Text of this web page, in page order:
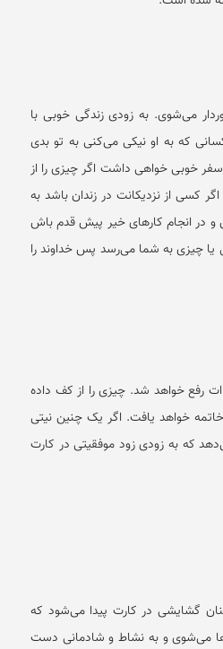
می‌شوی. به زودی زندگی خوبی با
که به او نیکی می‌کنی به تو بدی
خوبی خواهی داشت اگر چیزی را از
کسی از نزدیکانت در زندان باشد به
و در انجام کار‌های خیر پیش قدم باش
یا چیزی به شما می‌رسد پس خداوند را
ات رفع خواهد شد. چیزی را از کف داده
خواهد یافت. اگر یک چنین نیتی
که به زودی زود موفقیتی در کارت
گشایشی در کارت پیدا می‌شود که
رها می‌شوی و به نشاط و شادمانی دست